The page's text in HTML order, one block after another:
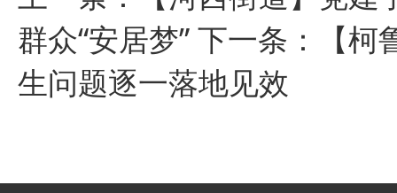
群众“安居梦”下一条：
【
生问题逐一落地见效